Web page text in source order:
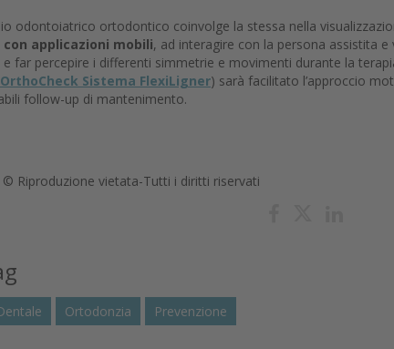
odontoiatrico ortodontico coinvolge la stessa nella
con applicazioni mobili, ad interagire con la persona assistita
e far percepire i differenti simmetrie e movimenti durante la
Sistema FlexiLigner) sarà facilitato l’approccio
follow-up di mantenimento.
© Riproduzione vietata-Tutti i diritti riservati
Ortodonzia Prevenzione